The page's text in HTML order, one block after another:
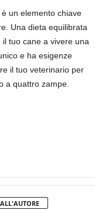
un elemento chiave
Una dieta equilibrata
tuo cane a vivere una
e ha esigenze
il tuo veterinario per
a quattro zampe.